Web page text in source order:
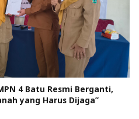
4 Batu Resmi Berganti,
yang Harus Dijaga”